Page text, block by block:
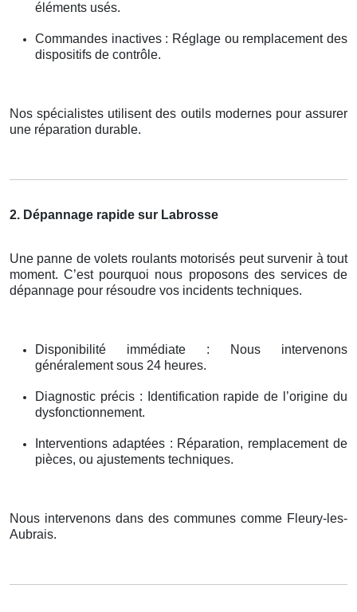
éléments usés.
Commandes inactives : Réglage ou remplacement des
dispositifs de contrôle.
Nos spécialistes utilisent des outils modernes pour assurer
une réparation durable.
2. Dépannage rapide sur Labrosse
Une panne de volets roulants motorisés peut survenir à tout
moment. C’est pourquoi nous proposons des services de
dépannage pour résoudre vos incidents techniques.
Disponibilité immédiate : Nous intervenons
généralement sous 24 heures.
Diagnostic précis : Identification rapide de l’origine du
dysfonctionnement.
Interventions adaptées : Réparation, remplacement de
pièces, ou ajustements techniques.
Nous intervenons dans des communes comme Fleury-les-
Aubrais.